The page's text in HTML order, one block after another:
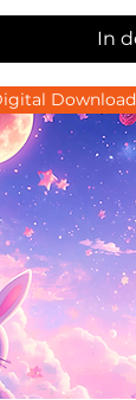
In
Download